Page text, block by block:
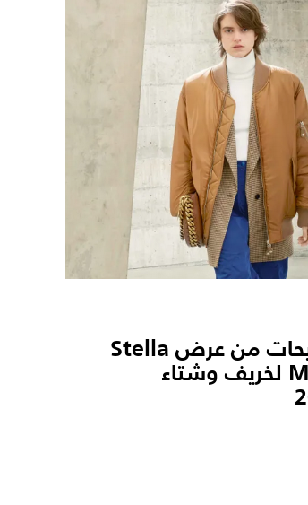
إليك 4 صيحات من عرض Stella
McCartney لخريف وشتاء